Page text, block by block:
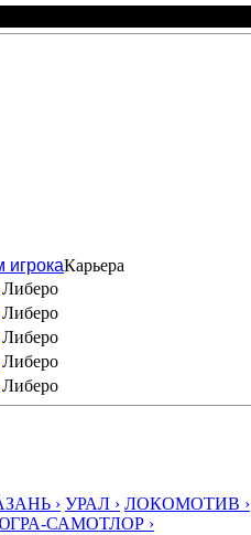
игрокаКарьера
Либеро
Либеро
Либеро
Либеро
Либеро
› УРАЛ › ЛОКОМОТИВ ›
САМОТЛОР ›